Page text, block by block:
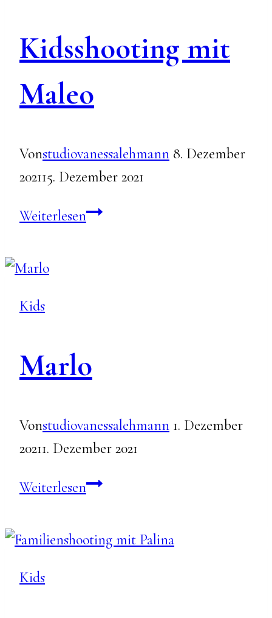
Kidsshooting mit
Maleo
Vonstudiovanessalehmann 8. Dezember
202115. Dezember 2021
WeiterlesenKidsshooting
Kids
Marlo
Vonstudiovanessalehmann 1. Dezember
20211. Dezember 2021
WeiterlesenMarlo
Kids